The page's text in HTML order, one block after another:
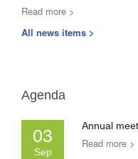
Read more >
All news items >
Agenda
03
Sep
Annual
Read more >